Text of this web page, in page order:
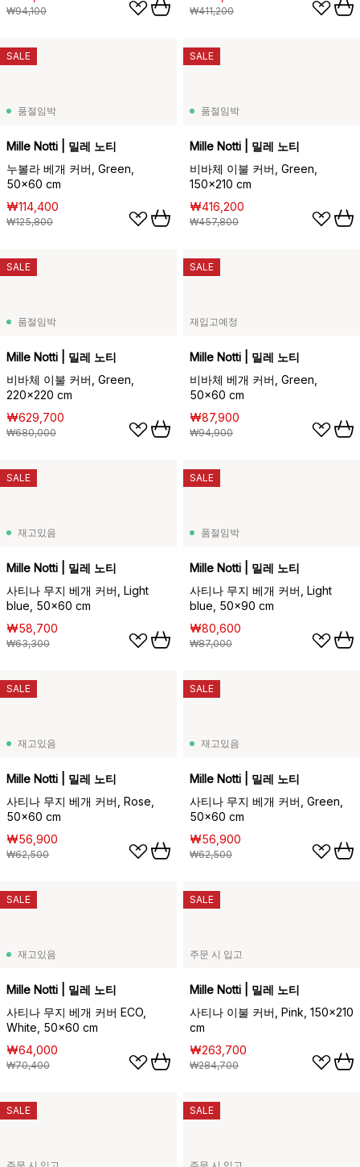
₩94,100 ₩411,200
품절임박
Mille Notti | 밀레 노티
누볼라 베개 커버, Green,
50x60 cm
₩114,400
₩125,800
SALE
품절임박
Mille Notti | 밀레 노티
비바체 이불 커버, Green,
150x210 cm
₩416,200
₩457,800
SALE
품절임박
Mille Notti | 밀레 노티
비바체 이불 커버, Green,
220x220 cm
₩629,700
₩680,000
SALE
재입고예정
Mille Notti | 밀레 노티
비바체 베개 커버, Green,
50x60 cm
₩87,900
₩94,900
SALE
재고있음
Mille Notti | 밀레 노티
사티나 무지 베개 커버, Light
blue, 50x60 cm
₩58,700
₩63,300
SALE
품절임박
Mille Notti | 밀레 노티
사티나 무지 베개 커버, Light
blue, 50x90 cm
₩80,600
₩87,000
SALE
재고있음
Mille Notti | 밀레 노티
사티나 무지 베개 커버, Rose,
50x60 cm
₩56,900
₩62,500
SALE
재고있음
Mille Notti | 밀레 노티
사티나 무지 베개 커버, Green,
50x60 cm
₩56,900
₩62,500
SALE
재고있음
Mille Notti | 밀레 노티
사티나 무지 베개 커버 ECO,
White, 50x60 cm
₩64,000
₩70,400
SALE
주문 시 입고
Mille Notti | 밀레 노티
사티나 이불 커버, Pink, 150x210
cm
₩263,700
₩284,700
SALE
SALE SALE